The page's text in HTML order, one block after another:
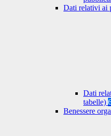
Dati relativi ai
Dati
tabelle)
Benessere